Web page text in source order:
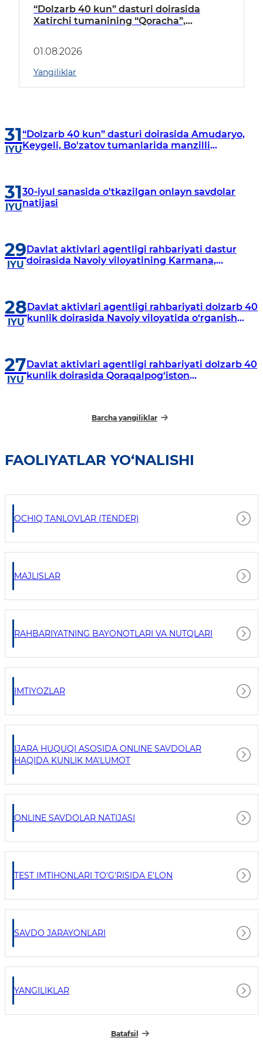
“Dolzarb 40 kun” dasturi doirasida
Xatirchi tumanining “Qoracha”,
borildi
01.08.2026
Yangiliklar
31
IYU
“Dolzarb 40 kun” dasturi doirasida Amudaryo,
Keygeli, Bo'zatov tumanlarida manzilli
31
IYU
30-iyul sanasida o'tkazilgan onlayn savdolar
natijasi
29
IYU
Davlat aktivlari agentligi rahbariyati dastur
doirasida Navoiy viloyatining Karmana,
28
IYU
Davlat aktivlari agentligi rahbariyati dolzarb 40
kunlik doirasida Navoiy viloyatida o‘rganish
27
IYU
Davlat aktivlari agentligi rahbariyati dolzarb 40
kunlik doirasida Qoraqalpog‘iston
Barcha yangiliklar
FAOLIYATLAR YO‘NALISHI
OCHIQ TANLOVLAR (TENDER)
MAJLISLAR
RAHBARIYATNING BAYONOTLARI VA NUTQLARI
IMTIYOZLAR
IJARA HUQUQI ASOSIDA ONLINE SAVDOLAR
HAQIDA KUNLIK MA'LUMOT
ONLINE SAVDOLAR NATIJASI
TEST IMTIHONLARI TO'G'RISIDA E'LON
SAVDO JARAYONLARI
YANGILIKLAR
Batafsil